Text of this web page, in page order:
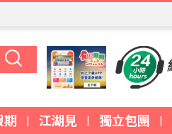
| 江湖見 | 獨立包團 |